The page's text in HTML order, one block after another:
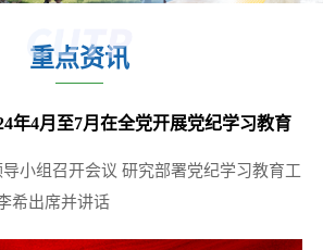
重点资讯
年4月至7月在全党开展党纪学习教育
小组召开会议 研究部署党纪学习教育工
希出席并讲话
微电园站一体化综合开发项目设计咨询服务中选候选人公示
五里店TOD项目下部主体建筑结构安全性鉴定项目比选公告